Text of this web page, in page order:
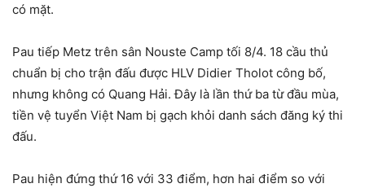
có mặt.
Pau tiếp Metz trên sân Nouste Camp tối 8/4. 18 cầu thủ
chuẩn bị cho trận đấu được HLV Didier Tholot công bố,
nhưng không có Quang Hải. Đây là lần thứ ba từ đầu mùa,
tiền vệ tuyển Việt Nam bị gạch khỏi danh sách đăng ký thi
đấu.
Pau hiện đứng thứ 16 với 33 điểm, hơn hai điểm so với